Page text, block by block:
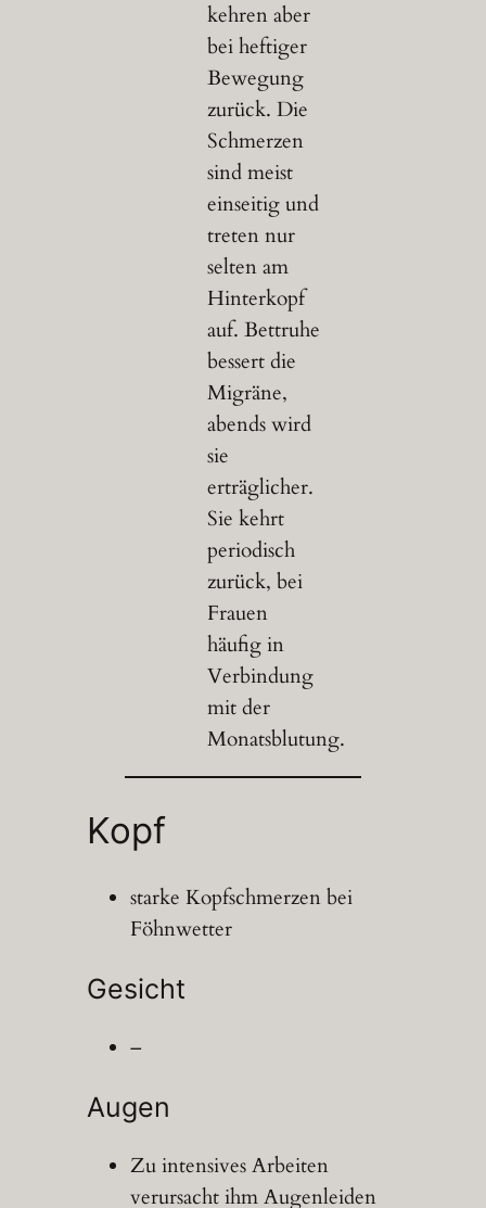
kehren aber
bei heftiger
Bewegung
zurück. Die
Schmerzen
sind meist
einseitig und
treten nur
selten am
Hinterkopf
auf. Bettruhe
bessert die
Migräne,
abends wird
sie
erträglicher.
Sie kehrt
periodisch
zurück, bei
Frauen
häufig in
Verbindung
mit der
Monatsblutung.
Kopf
starke Kopfschmerzen bei
Föhnwetter
Gesicht
–
Augen
Zu intensives Arbeiten
verursacht ihm Augenleiden